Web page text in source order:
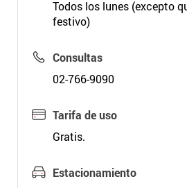
Todos los lunes (excepto
festivo)
Consultas
02-766-9090
Tarifa de uso
Gratis.
Estacionamiento